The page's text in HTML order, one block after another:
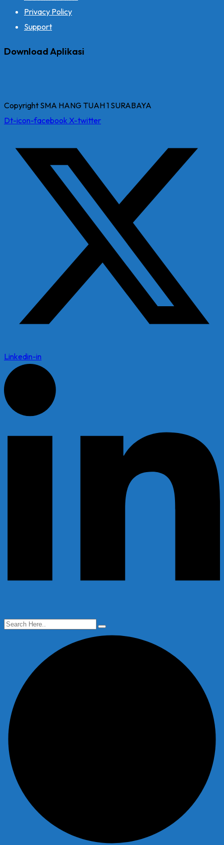
Privacy Policy
Support
Download Aplikasi
Copyright SMA HANG TUAH 1 SURABAYA
Dt-icon-facebook X-twitter
Linkedin-in